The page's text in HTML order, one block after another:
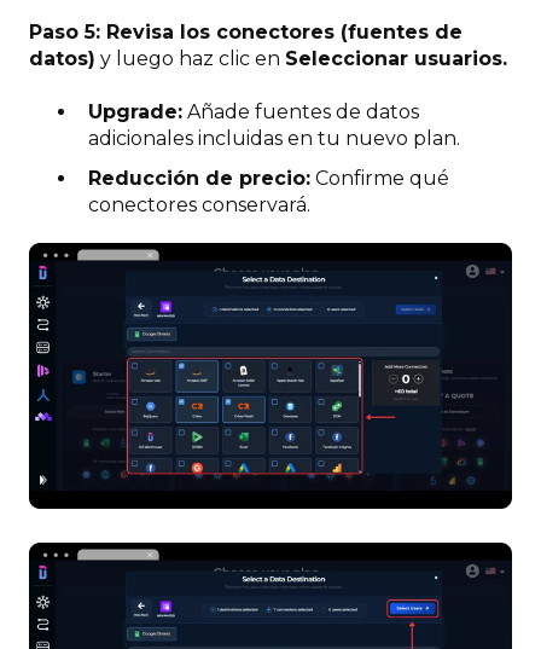
Paso 5: Revisa los conectores (fuentes de
datos) y luego haz clic en Seleccionar usuarios.
Upgrade: Añade fuentes de datos
adicionales incluidas en tu nuevo plan.
Reducción de precio: Confirme qué
conectores conservará.